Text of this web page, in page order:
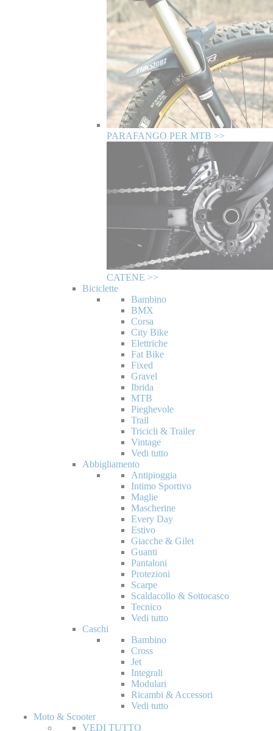
PARAFANGO PER MTB >>
CATENE >>
Biciclette
Bambino
BMX
Corsa
City Bike
Elettriche
Fat Bike
Fixed
Gravel
Ibrida
MTB
Pieghevole
Trail
Tricicli & Trailer
Vintage
Vedi tutto
Abbigliamento
Antipioggia
Intimo Sportivo
Maglie
Mascherine
Every Day
Estivo
Giacche & Gilet
Guanti
Pantaloni
Protezioni
Scarpe
Scaldacollo & Sottocasco
Tecnico
Vedi tutto
Caschi
Bambino
Cross
Jet
Integrali
Modulari
Ricambi & Accessori
Vedi tutto
Moto & Scooter
VEDI TUTTO